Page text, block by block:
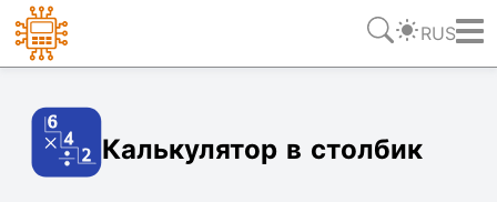
RUS
Калькулятор в столбик